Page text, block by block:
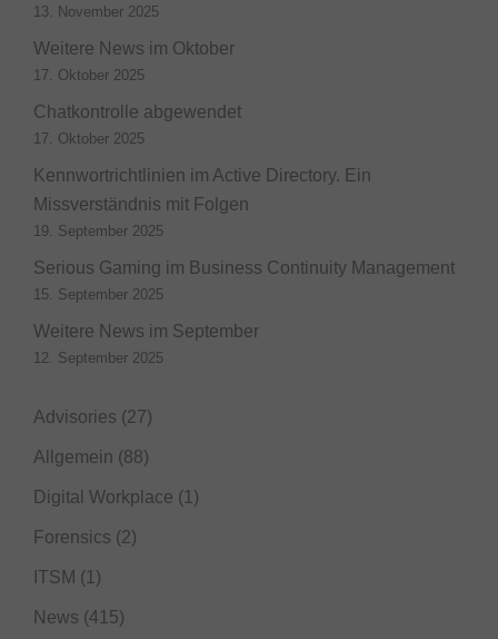
13. November 2025
Weitere News im Oktober
17. Oktober 2025
Chatkontrolle abgewendet
17. Oktober 2025
Kennwortrichtlinien im Active Directory. Ein
Missverständnis mit Folgen
19. September 2025
Serious Gaming im Business Continuity Management
15. September 2025
Weitere News im September
12. September 2025
Advisories (27)
Allgemein (88)
Digital Workplace (1)
Forensics (2)
ITSM (1)
News (415)